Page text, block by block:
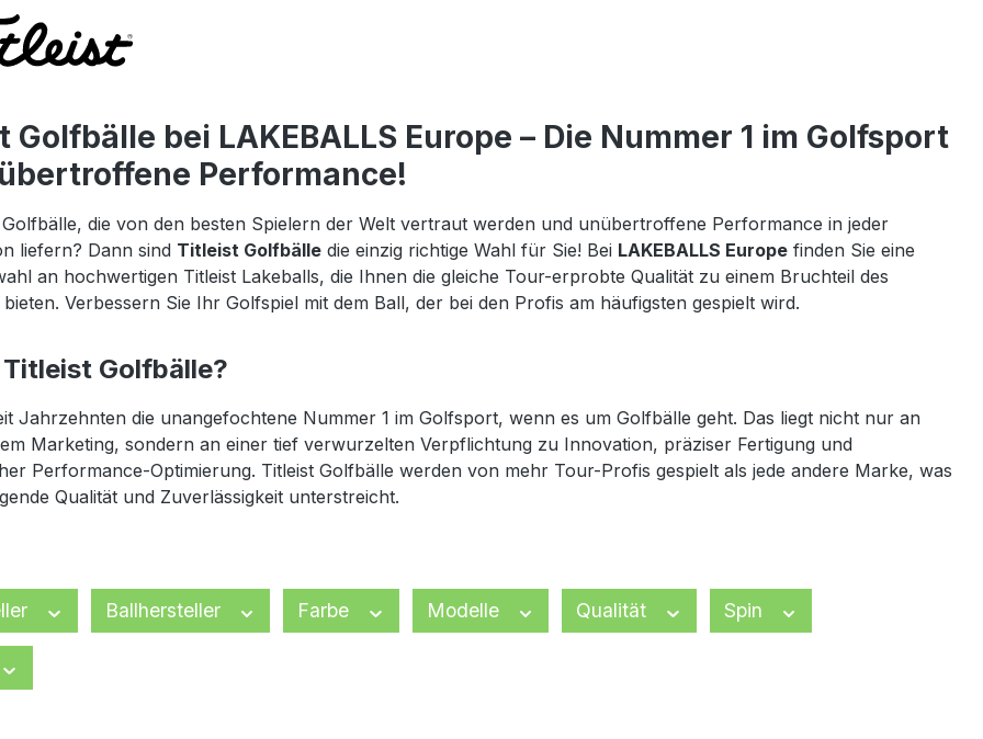
Golfbälle bei LAKEBALLS Europe – Die Nummer 1 im Golfsport
Performance!
die von den besten Spielern der Welt vertraut werden und unübertroffene Performance in jeder
liefern? Dann sind Titleist Golfbälle die einzig richtige Wahl für Sie! Bei LAKEBALLS Europe finden Sie eine
an hochwertigen Titleist Lakeballs, die Ihnen die gleiche Tour-erprobte Qualität zu einem Bruchteil des
Verbessern Sie Ihr Golfspiel mit dem Ball, der bei den Profis am häufigsten gespielt wird.
Golfbälle?
Jahrzehnten die unangefochtene Nummer 1 im Golfsport, wenn es um Golfbälle geht. Das liegt nicht nur an
Marketing, sondern an einer tief verwurzelten Verpflichtung zu Innovation, präziser Fertigung und
Performance-Optimierung. Titleist Golfbälle werden von mehr Tour-Profis gespielt als jede andere Marke, was
Qualität und Zuverlässigkeit unterstreicht.
Ballhersteller Farbe Modelle Qualität Spin